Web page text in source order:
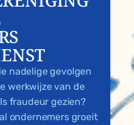
nadelige gevolgen
werkwijze van de
fraudeur gezien?
ondernemers groeit